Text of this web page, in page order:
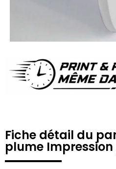
Fiche détail du
plume